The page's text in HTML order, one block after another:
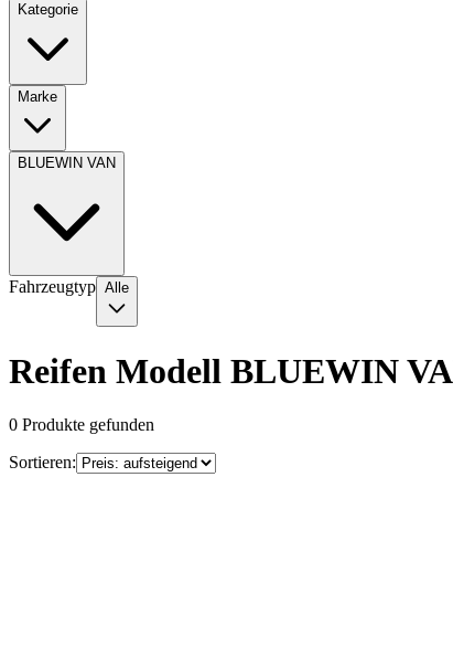
Kategorie
Marke
BLUEWIN VAN
Fahrzeugtyp Alle
Reifen Modell BLUEWIN
0 Produkte gefunden
Sortieren: